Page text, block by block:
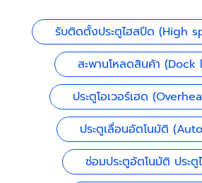
รับติดตั้งประตูไฮสปีด (High
สะพานโหลดสินค้า (Dock
ประตูโอเวอร์เฮด
ประตูเลื่อนอัตโนมัติ
ซ่อมประตูอัตโนมัติ ประตู